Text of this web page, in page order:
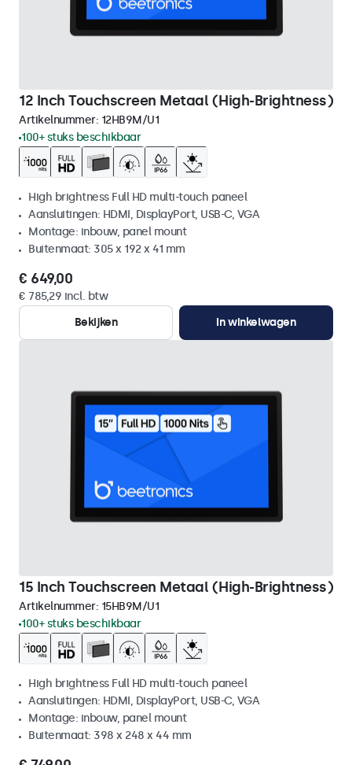
12 Inch Touchscreen Metaal (High-Brightness)
Artikelnummer: 12HB9M/U1
100+ stuks beschikbaar
High brightness Full HD multi-touch paneel
Aansluitingen: HDMI, DisplayPort, USB-C, VGA
Montage: inbouw, panel mount
Buitenmaat: 305 x 192 x 41 mm
€ 649,00
€ 785,29 incl. btw
Bekijken
In winkelwagen
15 Inch Touchscreen Metaal (High-Brightness)
Artikelnummer: 15HB9M/U1
100+ stuks beschikbaar
High brightness Full HD multi-touch paneel
Aansluitingen: HDMI, DisplayPort, USB-C, VGA
Montage: inbouw, panel mount
Buitenmaat: 398 x 248 x 44 mm